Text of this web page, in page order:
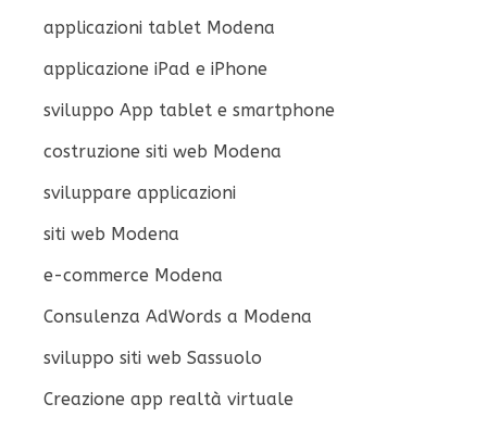
applicazioni tablet Modena
applicazione iPad e iPhone
sviluppo App tablet e smartphone
costruzione siti web Modena
sviluppare applicazioni
siti web Modena
e-commerce Modena
Consulenza AdWords a Modena
sviluppo siti web Sassuolo
Creazione app realtà virtuale